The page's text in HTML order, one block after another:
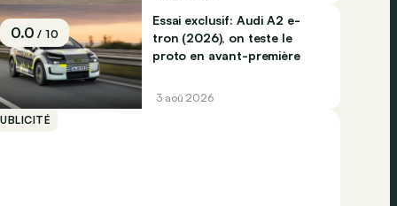
0.0/ 10
Essai exclusif: Audi A2 e-
tron (2026), on teste le
proto en avant-première
3 aoû 2026